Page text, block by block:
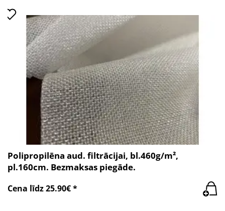
Polipropilēna aud. filtrācijai, bl.460g/m²,
pl.160cm. Bezmaksas piegāde.
Cena līdz 25.90€ *